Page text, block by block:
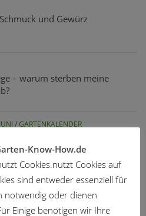
und Gewürz
– warum sterben meine
JUNI /GARTENKALENDER
Know-How.de
Cookies.nutzt Cookies auf
sind entweder essenziell für
notwendig oder dienen
Einige benötigen wir Ihre